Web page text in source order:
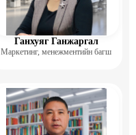
Ганхуяг Ганжаргал
Маркетинг, менежментийн багш